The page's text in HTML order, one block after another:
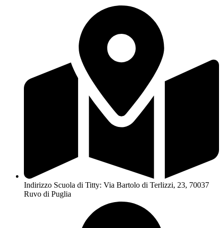
Indirizzo Scuola di Titty: Via Bartolo di Terlizzi, 23, 70037
Ruvo di Puglia